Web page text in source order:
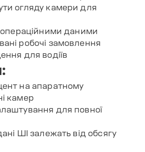
огляду камери для
операційними даними
робочі замовлення
для водіїв
на апаратному
камер
для повної
ШІ залежать від обсягу